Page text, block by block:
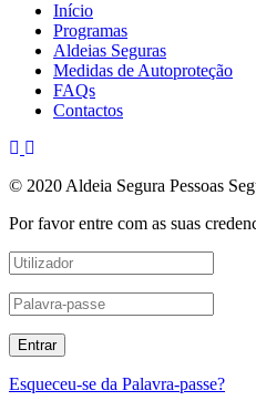
Início
Programas
Aldeias Seguras
Medidas de Autoproteção
FAQs
Contactos
© 2020 Aldeia Segura Pessoas
Por favor entre com as suas
Esqueceu-se da Palavra-passe?